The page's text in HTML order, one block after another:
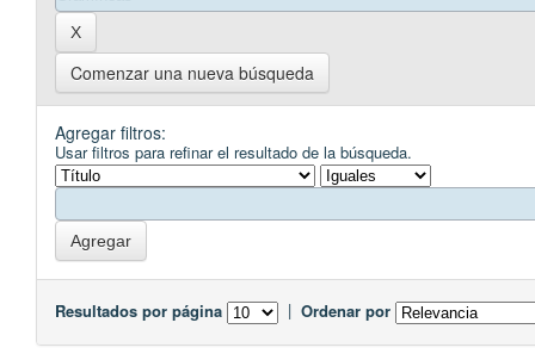
Comenzar una nueva búsqueda
Agregar filtros:
Usar filtros para refinar el resultado de la búsqueda.
Resultados por página | Ordenar por